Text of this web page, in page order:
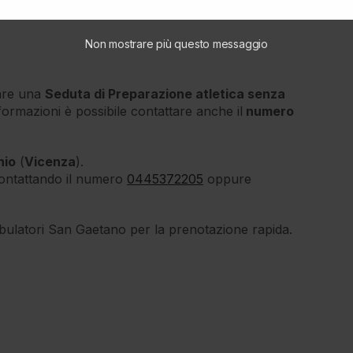
grazie ai
una Seduta di Preparazione atletica senza
è possibile contattare anche il numero
(Vicenza).
il numero 0445372205 oppure
San Gaetano per la prenotazione rapida.
Non mostrare più questo messaggio